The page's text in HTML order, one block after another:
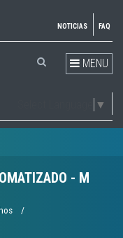
NOTICIAS FAQ
MENU
▼
- M
/